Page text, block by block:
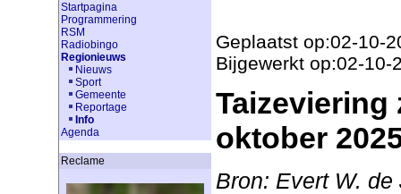
Startpagina
Programmering
RSM
Radiobingo
Regionieuws
Nieuws
Sport
Gemeente
Reportage
Info
Agenda
Reclame
Geplaatst op:02-10-
Bijgewerkt op:02-10-
Taizeviering
oktober
Bron: Evert W. de